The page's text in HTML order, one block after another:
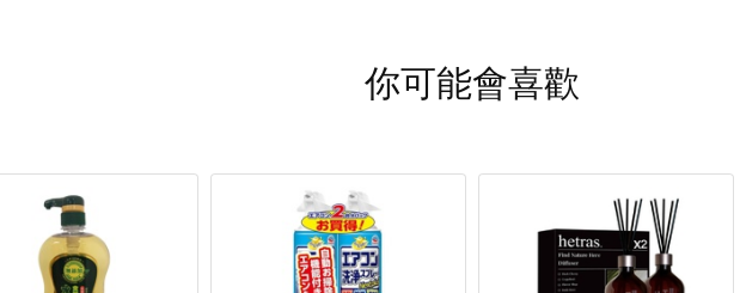
你可能會喜歡